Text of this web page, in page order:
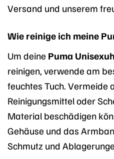
Versand und unserem
Wie reinige ich meine
Um deine Puma
reinigen, verwende am
feuchtes Tuch. Vermeide
Reinigungsmittel oder
Material beschädigen
Gehäuse und das
Schmutz und